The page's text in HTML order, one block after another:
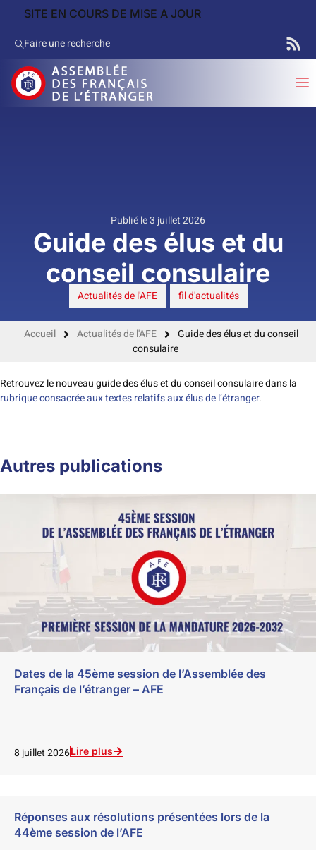
SITE EN COURS DE MISE A JOUR
Faire une recherche
Publié le 3 juillet 2026
Guide des élus et du
conseil consulaire
Actualités de l'AFE fil d'actualités
Accueil Actualités de l'AFE
Guide des élus et du conseil
consulaire
Retrouvez le nouveau guide des élus et du conseil consulaire dans la
rubrique consacrée aux textes relatifs aux élus de l’étranger.
Autres publications
Dates de la 45ème session de l’Assemblée des
Français de l’étranger – AFE
8 juillet 2026Lire plus
Réponses aux résolutions présentées lors de la
44ème session de l’AFE